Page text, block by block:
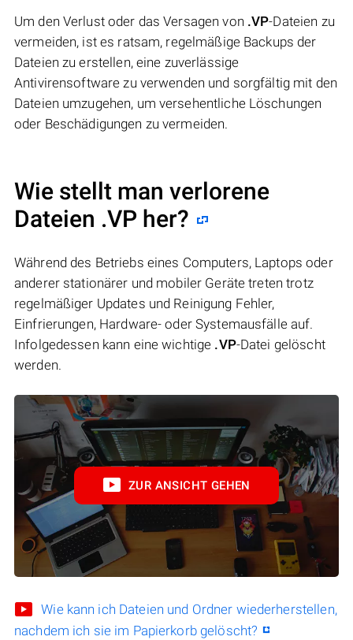
Um den Verlust oder das Versagen von .VP-Dateien zu
vermeiden, ist es ratsam, regelmäßige Backups der
Dateien zu erstellen, eine zuverlässige
Antivirensoftware zu verwenden und sorgfältig mit den
Dateien umzugehen, um versehentliche Löschungen
oder Beschädigungen zu vermeiden.
Wie stellt man verlorene
Dateien .VP her?
Während des Betriebs eines Computers, Laptops oder
anderer stationärer und mobiler Geräte treten trotz
regelmäßiger Updates und Reinigung Fehler,
Einfrierungen, Hardware- oder Systemausfälle auf.
Infolgedessen kann eine wichtige .VP-Datei gelöscht
werden.
ZUR ANSICHT GEHEN
Wie kann ich Dateien und Ordner wiederherstellen,
nachdem ich sie im Papierkorb gelöscht?